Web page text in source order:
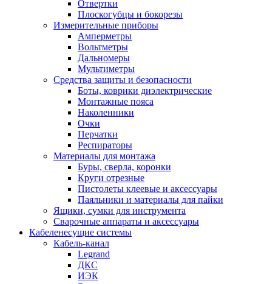
Отвертки
Плоскогубцы и бокорезы
Измерительные приборы
Амперметры
Вольтметры
Дальномеры
Мультиметры
Средства защиты и безопасности
Боты, коврики диэлектрические
Монтажные пояса
Наколенники
Очки
Перчатки
Респираторы
Материалы для монтажа
Буры, сверла, коронки
Круги отрезные
Пистолеты клеевые и аксессуары
Паяльники и материалы для пайки
Ящики, сумки для инструмента
Сварочные аппараты и аксессуары
Кабеленесущие системы
Кабель-канал
Legrand
ДКС
ИЭК